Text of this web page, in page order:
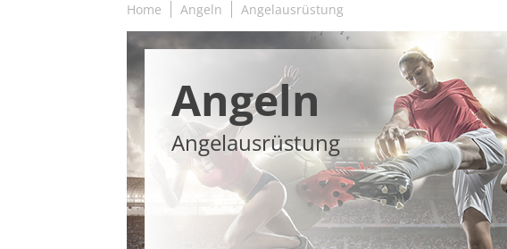
Home Angeln Angelausrüstung
Angeln
Angelausrüstung